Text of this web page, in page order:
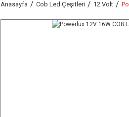
Anasayfa Cob Led Çeşitleri 12 Volt